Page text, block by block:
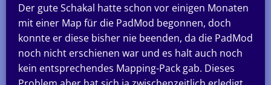
Der gute Schakal hatte schon vor einigen Monaten
mit einer Map für die PadMod begonnen, doch
konnte er diese bisher nie beenden, da die PadMod
noch nicht erschienen war und es halt auch noch
kein entsprechendes Mapping-Pack gab. Dieses